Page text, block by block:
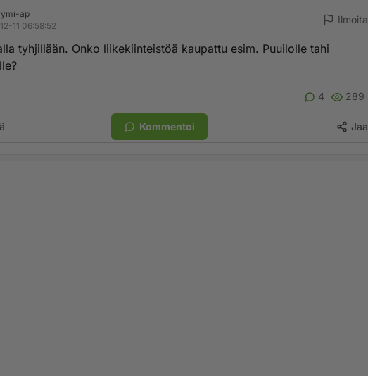
ap
11 06:58:52
Ilmoita
tyhjillään. Onko liikekiinteistöä kaupattu esim. Puuilolle tahi
4 289
Kommentoi Jaa